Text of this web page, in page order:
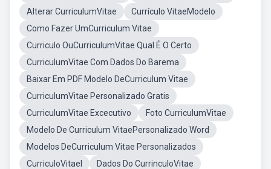
Alterar CurriculumVitae
Currículo VitaeModelo
Como Fazer UmCurriculum Vitae
Curriculo OuCurriculumVitae Qual É O Certo
CurriculumVitae Com Dados Do Barema
Baixar Em PDF Modelo DeCurriculum Vitae
CurriculumVitae Personalizado Gratis
CurriculumVitae Excecutivo
Foto CurriculumVitae
Modelo De Curriculum VitaePersonalizado Word
Modelos DeCurriculum Vitae Personalizados
CurriculoVitael
Dados Do CurrinculoVitae